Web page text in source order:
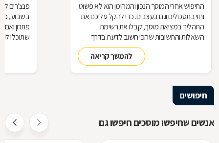
החיפוש אחרי המוסך הנכון והמהימן הוא לא פשוט
ורווי בתסכולים וגם בעצבים. כדי להקל עליכם את
התהליך במציאת מוסך, קבלו את רשימת
השאלות והתשובות שהכי חשוב לדעת בדרך
להמשך קריאה
פנצ'רים
בשבוע,
פתרון
שתוכלו
חיפושים
אנשים שחיפשו מוסכים חיפשו גם